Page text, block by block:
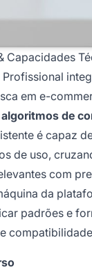
Capacidades
em e-
algoritmos de
é capaz
de uso,
com
da
padrões e